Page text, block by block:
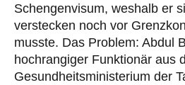
Schengenvisum, weshalb er
verstecken noch vor
musste. Das Problem: Abdul
hochrangiger Funktionär aus
Gesundheitsministerium der